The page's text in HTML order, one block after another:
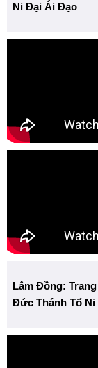
Ni Đại Ái Đạo
Lâm Đồng:
Đức Thánh Tổ